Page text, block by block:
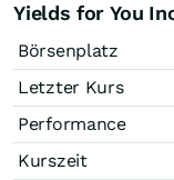
Yields for You
Börsenplatz
Letzter Kurs
Performance
Kurszeit